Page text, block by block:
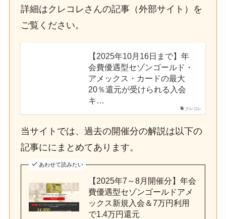
詳細はクレコレさんの記事（外部サイト）を
ご覧ください。
クレコレ
【2025年10月16日まで】年
会費優遇型セゾンゴールド・
アメックス・カードの最大
20％還元が受けられる入会
キ…
当サイトでは、過去の開催分の解説は以下の
記事ににまとめてあります。
あわせて読みたい
【2025年7～8月開催分】年会
費優遇型セゾンゴールドアメ
ックス新規入会＆7万円利用
で1.4万円還元